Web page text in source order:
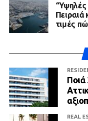
Πειραιά
τιμές
REAL